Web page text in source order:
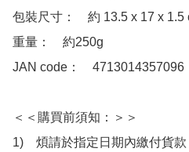
包裝尺寸：　約 13.5 x 17 x 1.5
重量：　約250g
JAN code：　4713014357096
＜＜購買前須知：＞＞
1)　煩請於指定日期內繳付貨